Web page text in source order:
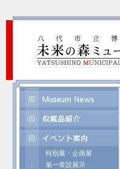
:
特別展・企画展
:
第一常設展示